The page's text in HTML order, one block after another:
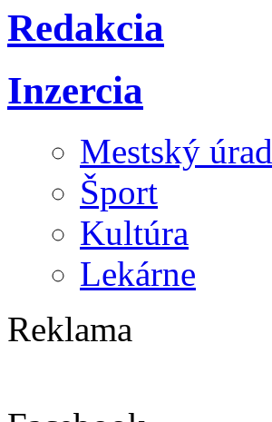
Redakcia
Inzercia
Mestský úrad
Šport
Kultúra
Lekárne
Reklama